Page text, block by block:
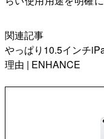
関連記事
やっぱり10.5インチ
理由 | ENHANCE